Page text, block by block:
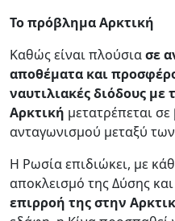
Το πρόβλημα Αρκτική
Καθώς είναι πλούσιασε
αποθέματα και
ναυτιλιακές διόδους
Αρκτική μετατρέπεται
ανταγωνισμού μεταξύ
Η Ρωσία επιδιώκει, με
αποκλεισμό της Δύσης
επιρροή της στην